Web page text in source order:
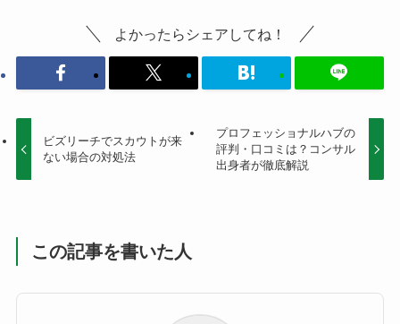
よかったらシェアしてね！
ビズリーチでスカウトが来
ない場合の対処法
プロフェッショナルハブの
評判・口コミは？コンサル
出身者が徹底解説
この記事を書いた人